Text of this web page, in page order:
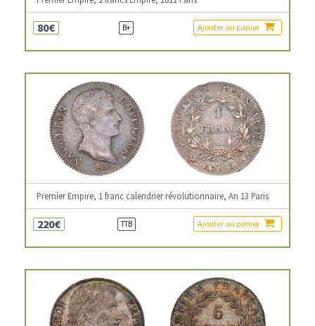
80€ B+ Ajouter au panier
Premier Empire, 1 franc calendrier révolutionnaire, An 13 Paris
220€ TTB Ajouter au panier